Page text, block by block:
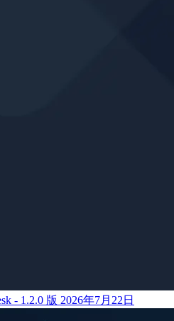
- 1.2.0 版 2026年7月22日